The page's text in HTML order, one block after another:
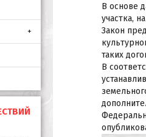
В основе
участка,
Закон
таких
В